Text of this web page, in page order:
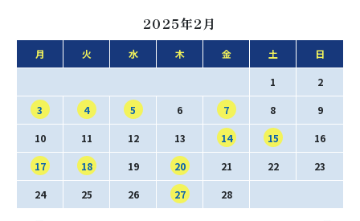
2025年2月
月 火 水 木 金 土 日
1 2
3 4 5 6 7 8 9
10 11 12 13 14 15 16
17 18 19 20 21 22 23
24 25 26 27 28